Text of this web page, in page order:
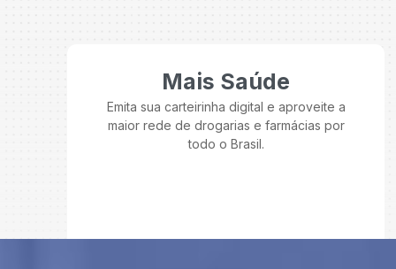
Mais Saúde
Emita sua carteirinha digital e aproveite a
maior rede de drogarias e farmácias por
todo o Brasil.